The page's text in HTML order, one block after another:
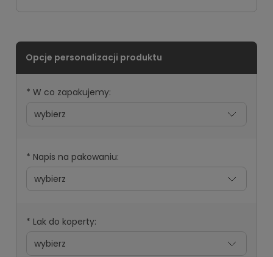
* W co zapakujemy:
* Napis na pakowaniu:
* Lak do koperty: